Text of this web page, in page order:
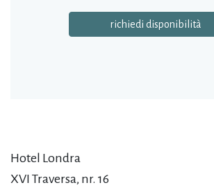
richiedi disponibilità
Hotel Londra
XVI Traversa, nr. 16